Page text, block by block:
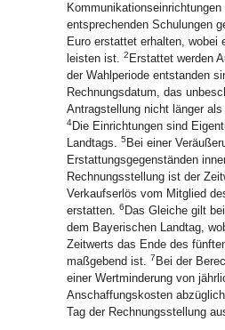
entsprechenden Schulungen
Euro erstattet erhalten, wobei
leisten ist. 2 Erstattet werden
der Wahlperiode entstanden
Rechnungsdatum, das
Antragstellung nicht länger
4Die Einrichtungen sind
Landtags. 5 Bei einer
Erstattungsgegenständen
Rechnungsstellung ist der
Verkaufserlös vom Mitglied
erstatten. 6 Das Gleiche gilt
dem Bayerischen Landtag,
Zeitwerts das Ende des
maßgebend ist. 7 Bei der
einer Wertminderung von
Anschaffungskosten
Tag der Rechnungsstellung